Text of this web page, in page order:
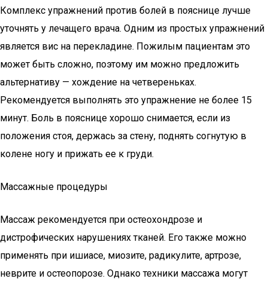
Комплекс упражнений против болей в пояснице лучше
уточнять у лечащего врача. Одним из простых упражнений
является вис на перекладине. Пожилым пациентам это
может быть сложно, поэтому им можно предложить
альтернативу — хождение на четвереньках.
Рекомендуется выполнять это упражнение не более 15
минут. Боль в пояснице хорошо снимается, если из
положения стоя, держась за стену, поднять согнутую в
колене ногу и прижать ее к груди.
Массажные процедуры
Массаж рекомендуется при остеохондрозе и
дистрофических нарушениях тканей. Его также можно
применять при ишиасе, миозите, радикулите, артрозе,
неврите и остеопорозе. Однако техники массажа могут